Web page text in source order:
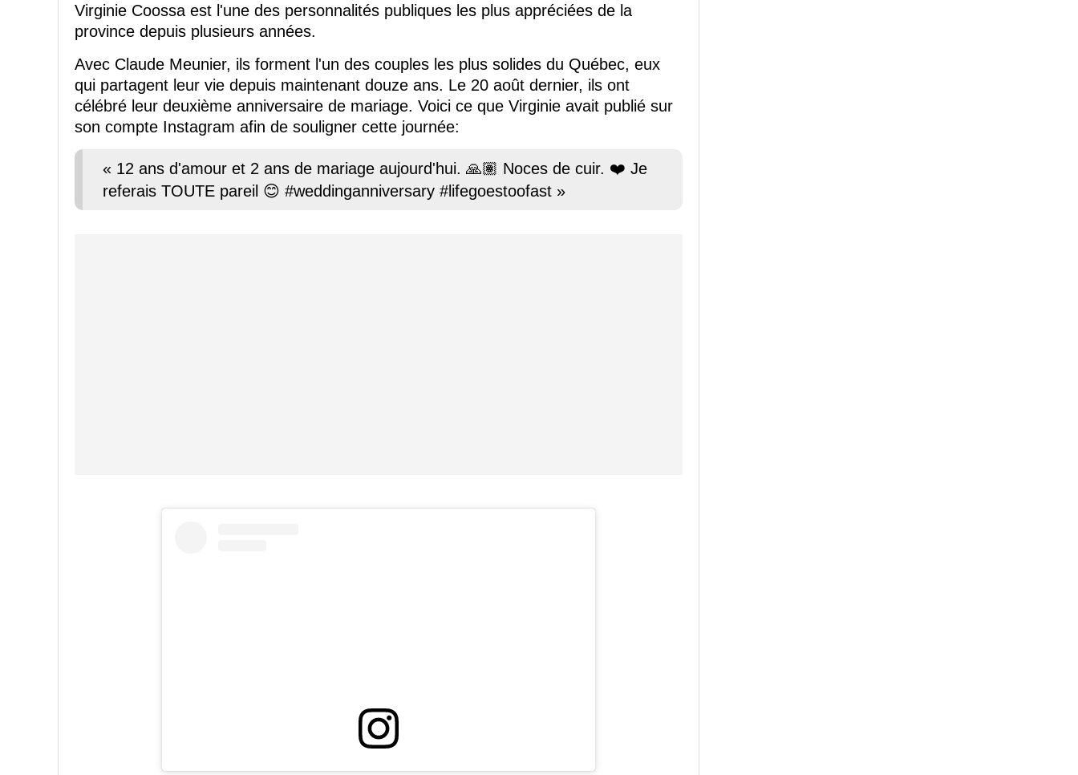
Virginie Coossa est l'une des personnalités publiques les plus appréciées de la
province depuis plusieurs années.
Avec Claude Meunier, ils forment l'un des couples les plus solides du Québec, eux
qui partagent leur vie depuis maintenant douze ans. Le 20 août dernier, ils ont
célébré leur deuxième anniversaire de mariage. Voici ce que Virginie avait publié sur
son compte Instagram afin de souligner cette journée:
« 12 ans d'amour et 2 ans de mariage aujourd'hui. 🙏🏽 Noces de cuir. ❤️ Je
referais TOUTE pareil 😊 #weddinganniversary #lifegoestoofast »